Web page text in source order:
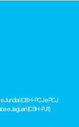
Jundiaí (CBH-PCJ e PCJ
e Jaguari (CBH-PJ1)